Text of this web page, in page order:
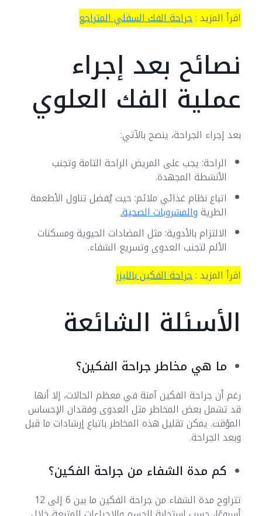
اقرأ المزيد :جراحة الفك السفلي المتراجع
نصائح بعد إجراء
عملية الفك العلوي
بعد إجراء الجراحة، ينصح بالآتي:
الراحة: يجب على المريض الراحة التامة وتجنب
الأنشطة المجهدة.
اتباع نظام غذائي ملائم: حيث يُفضل تناول الأطعمة
الطرية والمشروبات الصحية.
الالتزام بالأدوية: مثل المضادات الحيوية ومسكنات
الألم لتجنب العدوى وتسريع الشفاء.
اقرأ المزيد :جراحة الفكين بالليزر
الأسئلة الشائعة
ما هي مخاطر جراحة الفكين؟
رغم أن جراحة الفكين آمنة في معظم الحالات، إلا أنها
قد تشمل بعض المخاطر مثل العدوى وفقدان الإحساس
المؤقت. يمكن تقليل هذه المخاطر باتباع إرشادات ما قبل
وبعد الجراحة.
كم مدة الشفاء من جراحة الفكين؟
تتراوح مدة الشفاء من جراحة الفكين ما بين 6 إلى 12